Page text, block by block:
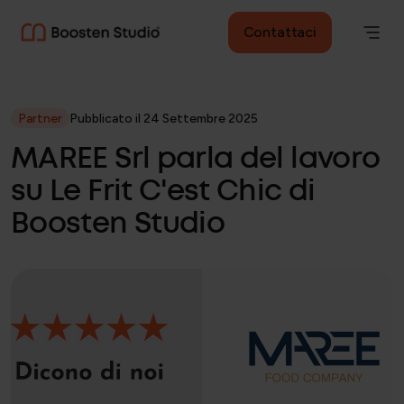
Contattaci
Partner Pubblicato il 24 Settembre 2025
MAREE Srl parla del lavoro
su Le Frit C'est Chic di
Boosten Studio